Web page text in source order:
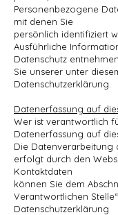
Personenbezogene
mit denen Sie
persönlich identifiziert
Ausführliche
Datenschutz entnehmen
Sie unserer unter
Datenschutzerklärung.
Datenerfassung auf
Wer ist verantwortlich
Datenerfassung auf
Die Datenverarbeitung
erfolgt durch den
Kontaktdaten
können Sie dem
Verantwortlichen
Datenschutzerklärung